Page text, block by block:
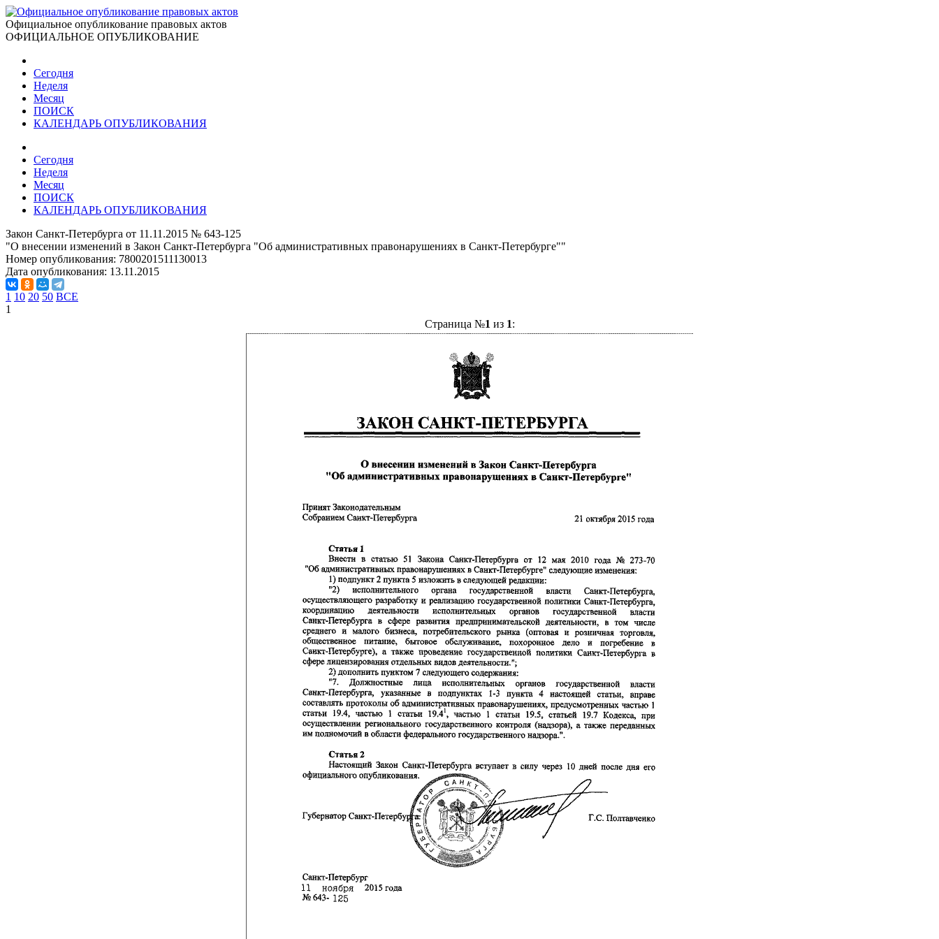
Официальное опубликование правовых актов
ОФИЦИАЛЬНОЕ ОПУБЛИКОВАНИЕ
Сегодня
Неделя
Месяц
ПОИСК
КАЛЕНДАРЬ ОПУБЛИКОВАНИЯ
Сегодня
Неделя
Месяц
ПОИСК
КАЛЕНДАРЬ ОПУБЛИКОВАНИЯ
Закон Санкт-Петербурга от 11.11.2015 № 643-125
"О внесении изменений в Закон Санкт-Петербурга "Об административных правонарушениях в Санкт-Петербурге""
Номер опубликования: 7800201511130013
Дата опубликования: 13.11.2015
1 10 20 50 ВСЕ
1
Страница №1 из 1: